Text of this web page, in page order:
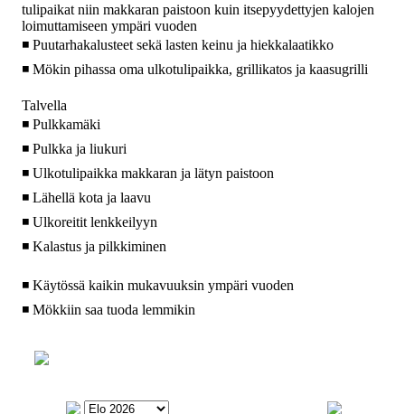
tulipaikat niin makkaran paistoon kuin itsepyydettyjen kalojen
loimuttamiseen ympäri vuoden
◾ Puutarhakalusteet sekä lasten keinu ja hiekkalaatikko
◾ Mökin pihassa oma ulkotulipaikka, grillikatos ja kaasugrilli
Talvella
◾ Pulkkamäki
◾ Pulkka ja liukuri
◾ Ulkotulipaikka makkaran ja lätyn paistoon
◾ Lähellä kota ja laavu
◾ Ulkoreitit lenkkeilyyn
◾ Kalastus ja pilkkiminen
◾ Käytössä kaikin mukavuuksin ympäri vuoden
◾ Mökkiin saa tuoda lemmikin